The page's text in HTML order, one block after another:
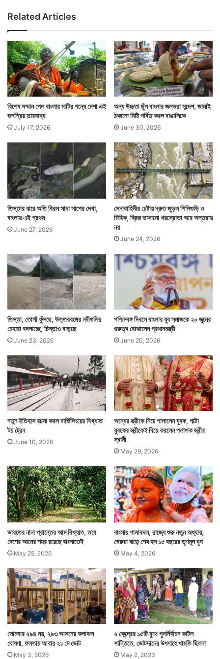
ক
ভা
র
তে
র
,
শ
হ
রে
র
ঙি
শো
যা
ত্রা
Related Articles
বিশেষ সম্মান পেল বাংলার মাটির গন্ধে মেশা এই
জনপ্রিয় তারবাদ্য
July 17, 2026
অন্য উচ্চতা ছুঁল বাংলার জলভরা সন্দেশ, জামাই
ঠকানো মিষ্টি গর্বিত করল বাঙালিকে
June 30, 2026
তিস্তার ধারে অতি বিরল সাদা সাপের দেখা,
বাংলায় এই প্রথম
June 27, 2026
সেনাবাহিনীর চেষ্টায় দ্রুত জুড়ল শিলিগুড়ি ও
মিরিক, ব্রিজ ভাসানো খরস্রোতা আর অন্তরায়
নয়
June 24, 2026
তিস্তা, তোর্সা ফুঁসছে, উত্তরবঙ্গের নদীগুলির
চেহারা বদলাচ্ছে, চিন্তাও বাড়ছে
June 23, 2026
পশ্চিমবঙ্গ দিবসে বাংলার যুব সমাজকে ২০ জুনের
গুরুত্ব বোঝালেন প্রধানমন্ত্রী
June 20, 2026
নতুন ইতিহাস রচনা করল দার্জিলিংয়ের বিখ্যাত
টয় ট্রেন
June 10, 2026
অন্যের স্ত্রীকে নিয়ে পালালেন যুবক, পাল্টা
যুবকের স্ত্রীকেই বিয়ে করলেন পলাতক স্ত্রীর
স্বামী
May 29, 2026
ভারতের নানা প্রান্তের আম বিখ্যাত, তবে
দেশের আমের শহর রয়েছে বাংলাতেই
May 25, 2026
বাংলায় পালাবদল, রাজ্যে শুরু নতুন অধ্যায়,
গেরুয়া ঝড়ে শেষ হল ১৫ বছরের তৃণমূল যুগ
May 4, 2026
সোমবার ২৯৪ নয়, ২৯৩ আসনের ফলাফল
ঘোষণা, ফলতায় আবার ২১ মে ভোট
May 3, 2026
২ কেন্দ্রের ১৫টি বুথে পুনর্নির্বাচন কাটল
শান্তিতে, ভোটদানের উৎসাহে খামতি ছিলনা
May 2, 2026